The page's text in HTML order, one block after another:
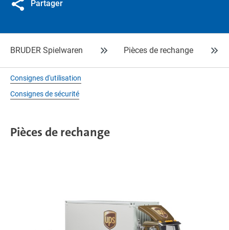
Partager
BRUDER Spielwaren Pièces de rechange
Consignes d'utilisation
Consignes de sécurité
Pièces de rechange